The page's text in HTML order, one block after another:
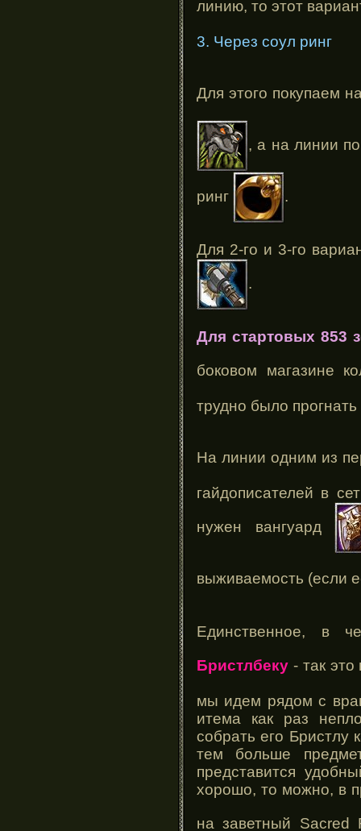
линию, то этот
3. Через соул ринг
Для этого покупаем
, а на линии
ринг .
Для 2-го и 3-го
.
Для стартовых 853
боковом магазине
трудно было
На линии одним из
гайдописателей в
нужен вангуард
выживаемость (если
Единственное, в
Бристлбеку - так
мы идем рядом с
итема как раз
собрать его Бристлу
тем больше
представится
хорошо, то можно, в
на заветный